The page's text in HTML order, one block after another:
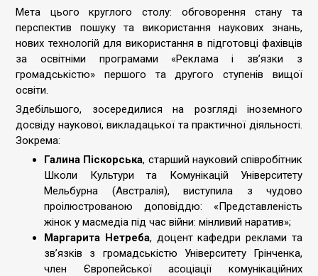
Мета цього круглого столу: обговорення стану та
перспектив пошуку та використання наукових знань,
нових технологій для використання в підготовці фахівців
за освітніми програмами «Реклама і зв’язки з
громадськістю» першого та другого ступенів вищої
освіти.
Здебільшого, зосередилися на розгляді іноземного
досвіду наукової, викладацької та практичної діяльності.
Зокрема:
Галина Піскорська, старший науковий співробітник
Школи Культури та Комунікацій Університету
Мельбурна (Австралія), виступила з чудово
проілюстрованою доповіддю: «Представленість
жінок у масмедіа під час війни: мінливий наратив»;
Маргарита Нетреба, доцент кафедри реклами та
зв’язків з громадськістю Університету Грінченка,
член Європейської асоціації комунікаційних